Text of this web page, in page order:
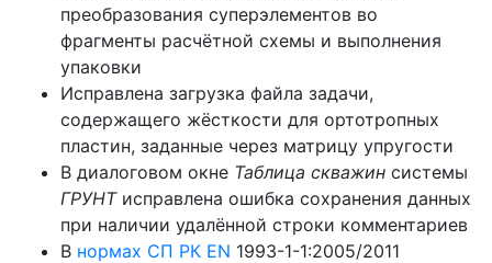
преобразования суперэлементов во
фрагменты расчётной схемы и выполнения
упаковки
Исправлена загрузка файла задачи,
содержащего жёсткости для ортотропных
пластин, заданные через матрицу упругости
В диалоговом окне Таблица скважин системы
ГРУНТисправлена ошибка сохранения данных
при наличии удалённой строки комментариев
В нормах СП РК EN 1993-1-1:2005/2011